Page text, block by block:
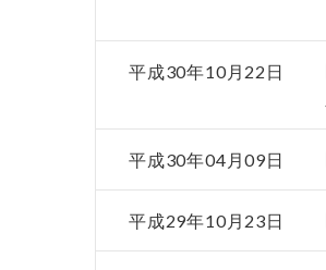
平成30年10月22日
平成30年04月09日
平成29年10月23日